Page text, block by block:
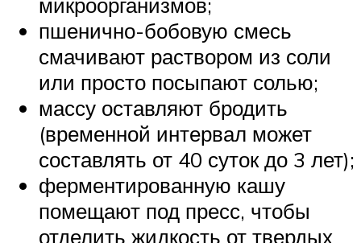
пшенично-бобовую смесь
смачивают раствором из соли
или просто посыпают солью;
массу оставляют бродить
(временной интервал может
составлять от 40 суток до 3 лет);
ферментированную кашу
помещают под пресс, чтобы
отделить жидкость от твердых